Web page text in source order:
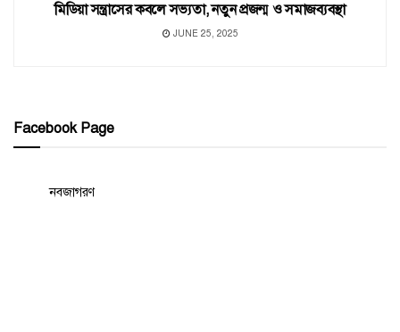
মিডিয়া সন্ত্রাসের কবলে সভ্যতা, নতুন প্রজন্ম ও সমাজব্যবস্থা
JUNE 25, 2025
Facebook Page
নবজাগরণ